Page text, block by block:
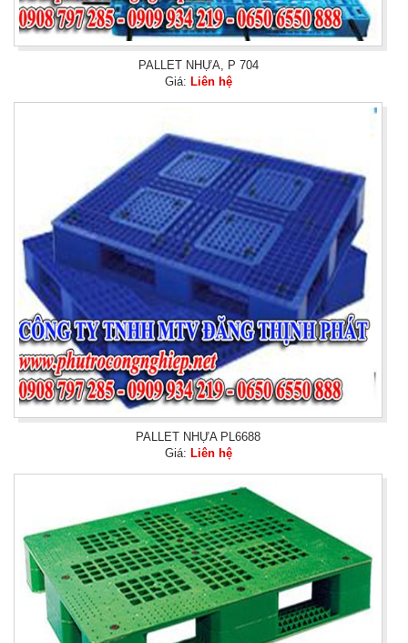
chân liền khối vững.
PALLET NHỰA, P 704
Giá: Liên hệ
Tăng cường khả năng chịu tải, sử dụng trên kệ, dễ dàng
sử dụng cho tất cả các loại xe nâng.
PALLET NHỰA PL6688
Giá: Liên hệ